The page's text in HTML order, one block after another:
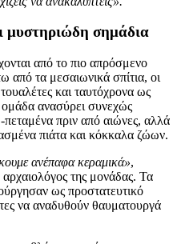
μυστηριώδη σημάδια
από το πιο απρόσμενο
από τα μεσαιωνικά σπίτια, οι
και ταυτόχρονα ως
ανασύρει συνεχώς
πριν από αιώνες, αλλά
πιάτα και κόκκαλα ζώων.
ανέπαφα κεραμικά»,
της μονάδας. Τα
ως προστατευτικό
να αναδυθούν θαυματουργά